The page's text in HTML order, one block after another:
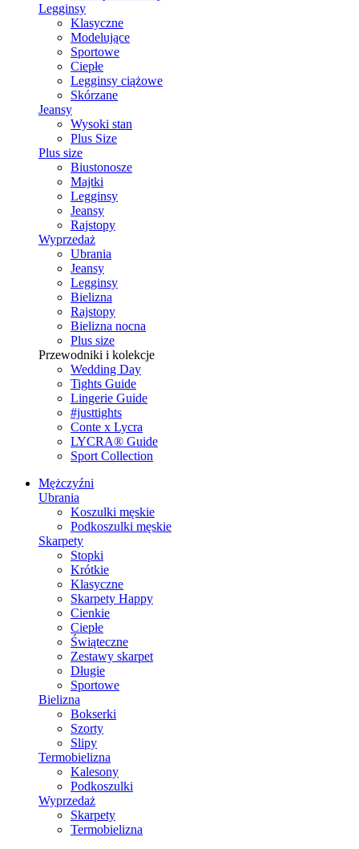
Legginsy
Klasyczne
Modelujące
Sportowe
Ciepłe
Legginsy ciążowe
Skórzane
Jeansy
Wysoki stan
Plus Size
Plus size
Biustonosze
Majtki
Legginsy
Jeansy
Rajstopy
Wyprzedaż
Ubrania
Jeansy
Legginsy
Bielizna
Rajstopy
Bielizna nocna
Plus size
Przewodniki i kolekcje
Wedding Day
Tights Guide
Lingerie Guide
#justtights
Conte x Lycra
LYCRA® Guide
Sport Сollection
Mężczyźni
Ubrania
Koszulki męskie
Podkoszulki męskie
Skarpety
Stopki
Krótkie
Klasyczne
Skarpety Happy
Cienkie
Ciepłe
Świąteczne
Zestawy skarpet
Długie
Sportowe
Bielizna
Bokserki
Szorty
Slipy
Termobielizna
Kalesony
Podkoszulki
Wyprzedaż
Skarpety
Termobielizna